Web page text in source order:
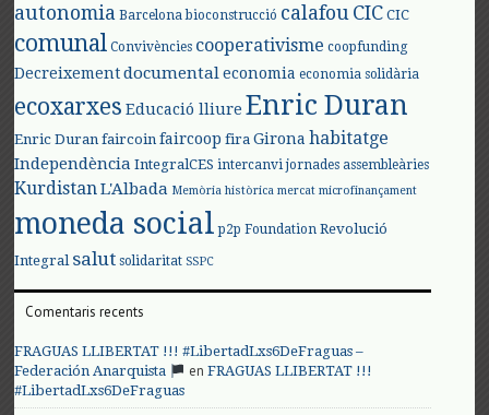
autonomia Barcelona bioconstrucció calafouCIC CIC
comunal Convivències cooperativisme coopfunding
Decreixement documental economia economia solidària
ecoxarxes Educació lliure Enric Duran
Enric Duran faircoin faircoop fira Girona habitatge
Independència IntegralCES intercanvi jornades assembleàries
KurdistanL'Albada Memòria històrica mercat microfinançament
moneda social p2p Foundation Revolució
Integral salut solidaritat SSPC
Comentaris recents
FRAGUAS LLIBERTAT !!! #LibertadLxs6DeFraguas –
Federación Anarquista
enFRAGUAS LLIBERTAT !!!
#LibertadLxs6DeFraguas